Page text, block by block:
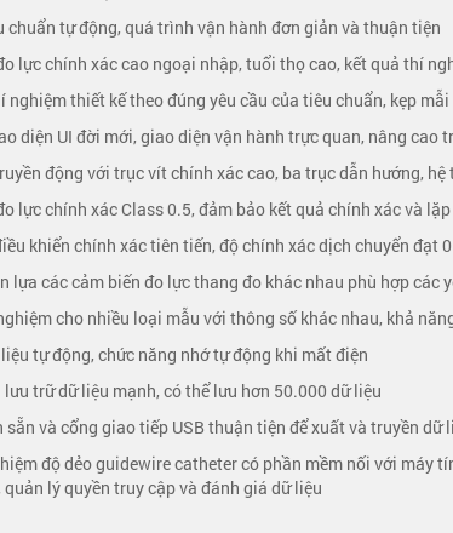
chuẩn tự động, quá trình vận hành đơn giản và thuận tiện
lực chính xác cao ngoại nhập, tuổi thọ cao, kết quả thí
nghiệm thiết kế theo đúng yêu cầu của tiêu chuẩn, kẹp
diện UI đời mới, giao diện vận hành trực quan, nâng cao
động với trục vít chính xác cao, ba trục dẫn hướng,
lực chính xác Class 0.5, đảm bảo kết quả chính xác và
khiển chính xác tiên tiến, độ chính xác dịch chuyển đạt
lựa các cảm biến đo lực thang đo khác nhau phù hợp các
cho nhiều loại mẫu với thông số khác nhau, khả
tự động, chức năng nhớ tự động khi mất điện
lưu trữ dữ liệu mạnh, có thể lưu hơn 50.000 dữ liệu
sẵn và cổng giao tiếp USB thuận tiện để xuất và truyền dữ
độ dẻo guidewire catheter có phần mềm nối với máy
lý quyền truy cập và đánh giá dữ liệu